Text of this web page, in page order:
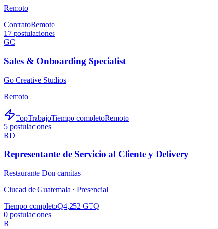
Remoto
ContratoRemoto
17 postulaciones
GC
Sales & Onboarding Specialist
Go Creative Studios
Remoto
TopTrabajoTiempo completoRemoto
5 postulaciones
RD
Representante de Servicio al Cliente y Delivery
Restaurante Don carnitas
Ciudad de Guatemala · Presencial
Tiempo completoQ4,252 GTQ
0 postulaciones
R